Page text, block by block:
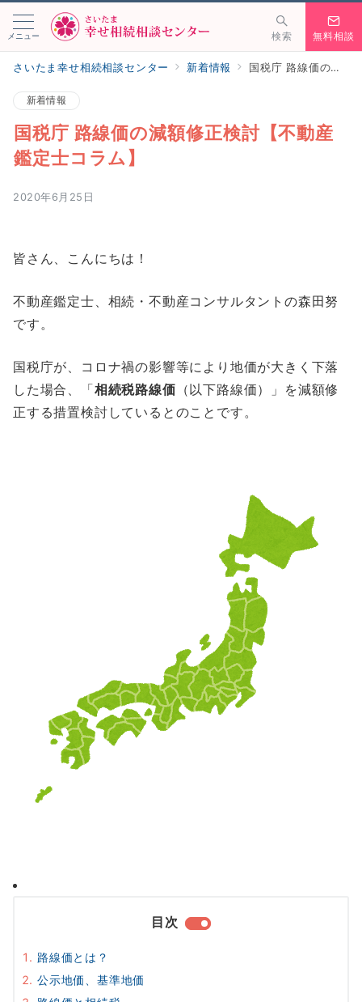
メニュー 検索 無料相談
さいたま幸せ相続相談センター 新着情報 国税庁 路線価の減額修正検討【不動産鑑定士コラム】
新着情報
国税庁 路線価の減額修正検討【不動産
鑑定士コラム】
2020年6月25日
皆さん、こんにちは！
不動産鑑定士、相続・不動産コンサルタントの森田努
です。
国税庁が、コロナ禍の影響等により地価が大きく下落
した場合、「相続税路線価 （以下路線価）」を減額修
正する措置検討しているとのことです。
目次
路線価とは？
公示地価、基準地価